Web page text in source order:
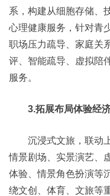
系，构建从细胞存储、
心理健康服务，针对青
职场压力疏导、家庭关
评、智能疏导、虚拟陪
服务。
3.拓展布局体验经济
沉浸式文旅，联动上
情景剧场、实景演艺、
体验、情景角色扮演等
绕文创、体育、文旅等